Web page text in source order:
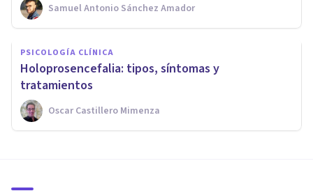
Samuel Antonio Sánchez Amador
PSICOLOGÍA CLÍNICA
Holoprosencefalia: tipos, síntomas y
tratamientos
Oscar Castillero Mimenza